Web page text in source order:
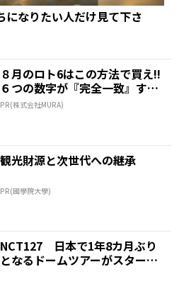
になりたい人だけ見て下さ
８月のロト6はこの方法で買え!!
６つの数字が『完全一致』する
方法
PR(株式会社MURA)
観光財源と次世代への継承
PR(國學院大學)
NCT127 日本で1年8カ月ぶり
となるドームツアーがスタート